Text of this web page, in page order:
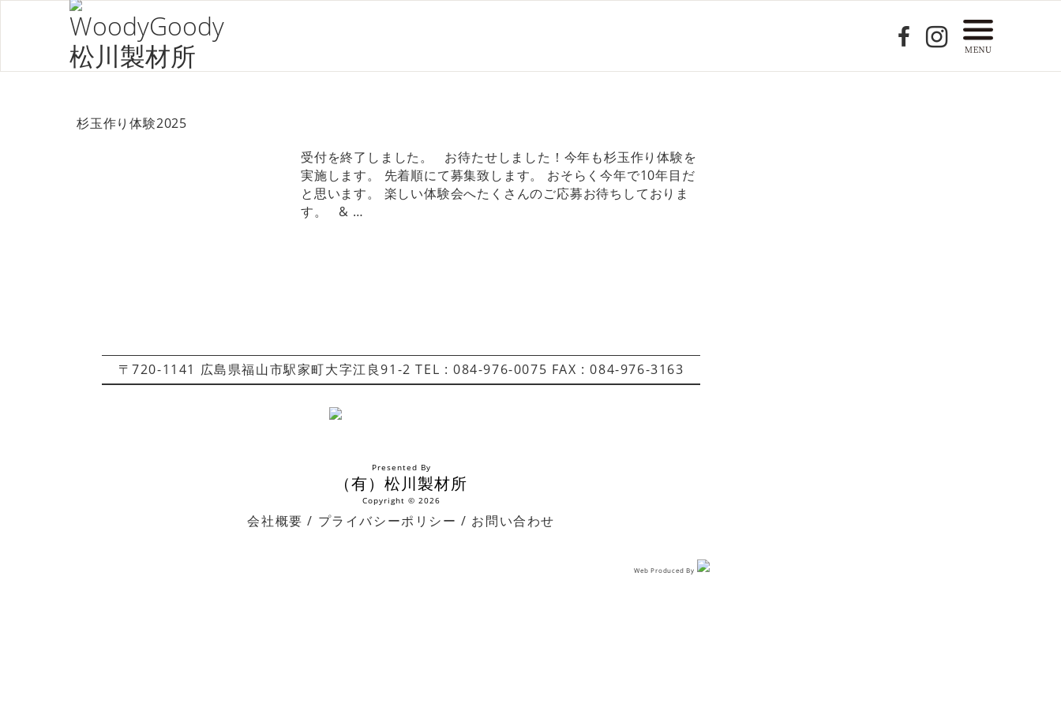
杉玉作り体験2025
受付を終了しました。 お待たせしました！今年も杉玉作り体験を
実施します。 先着順にて募集致します。 おそらく今年で10年目だ
と思います。 楽しい体験会へたくさんのご応募お待ちしておりま
す。 & …
〒720-1141 広島県福山市駅家町大字江良91-2 TEL : 084-976-0075 FAX : 084-976-3163
Presented By
（有）松川製材所
Copyright © 2026
会社概要 / プライバシーポリシー / お問い合わせ
Web Produced By